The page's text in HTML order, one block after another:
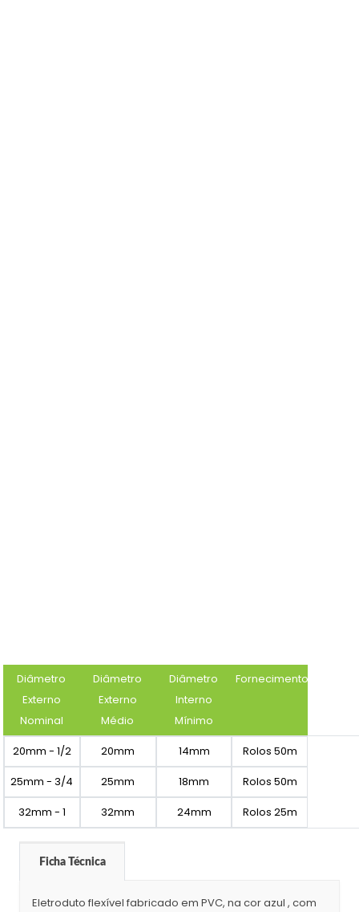
Diâmetro
Externo
Nominal
Diâmetro
Externo
Médio
Diâmetro
Interno
Mínimo
Fornecimento
20mm - 1/2
25mm - 3/4
32mm - 1
20mm
25mm
32mm
14mm
18mm
24mm
Rolos 50m
Rolos 50m
Rolos 25m
Ficha Técnica
Eletroduto flexível fabricado em PVC, na cor azul , com